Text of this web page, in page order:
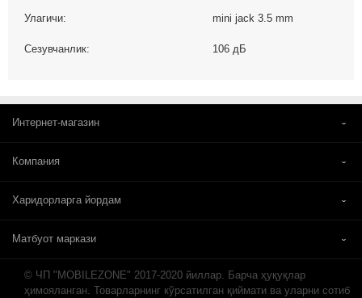
Улагичи: mini jack 3.5 mm
Сезувчанлик: 106 дБ
Интернет-магазин
Компания
Харидорларга йордам
Матбуот маркази
© ЧП "MOBILEZONE" 2017-2020 йиллар. Барча ҳуқуқлар
ҳимояланган. Товарларнинг кўрсатилган қиймати ва уларни сотиб